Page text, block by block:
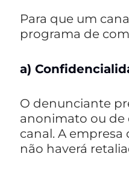
Para que um
programa de
a)
O denunciante
anonimato ou de
canal. A
não haverá